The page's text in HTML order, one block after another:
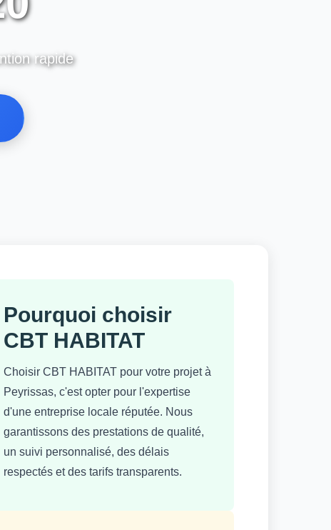
rapide
Pourquoi choisir
CBT HABITAT
Choisir CBT HABITAT pour votre projet à
Peyrissas, c'est opter pour l'expertise
d'une entreprise locale réputée. Nous
garantissons des prestations de qualité,
un suivi personnalisé, des délais
respectés et des tarifs transparents.